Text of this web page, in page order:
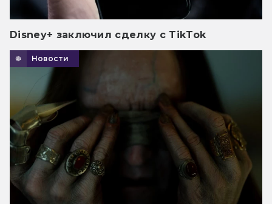
Disney+ заключил сделку с TikTok
Новости